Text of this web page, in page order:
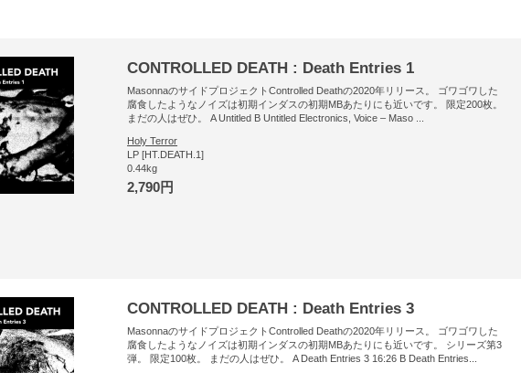
CONTROLLED DEATH : Death Entries 1
MasonnaのサイドプロジェクトControlled Deathの2020年リリース。 ゴワゴワした
腐食したようなノイズは初期インダスの初期MBあたりにも近いです。 限定200枚。
まだの人はぜひ。 A Untitled B Untitled Electronics, Voice – Maso ...
Holy Terror
LP [HT.DEATH.1]
0.44kg
2,790円
CONTROLLED DEATH : Death Entries 3
MasonnaのサイドプロジェクトControlled Deathの2020年リリース。 ゴワゴワした
腐食したようなノイズは初期インダスの初期MBあたりにも近いです。 シリーズ第3
弾。 限定100枚。 まだの人はぜひ。 A Death Entries 3 16:26 B Death Entries...